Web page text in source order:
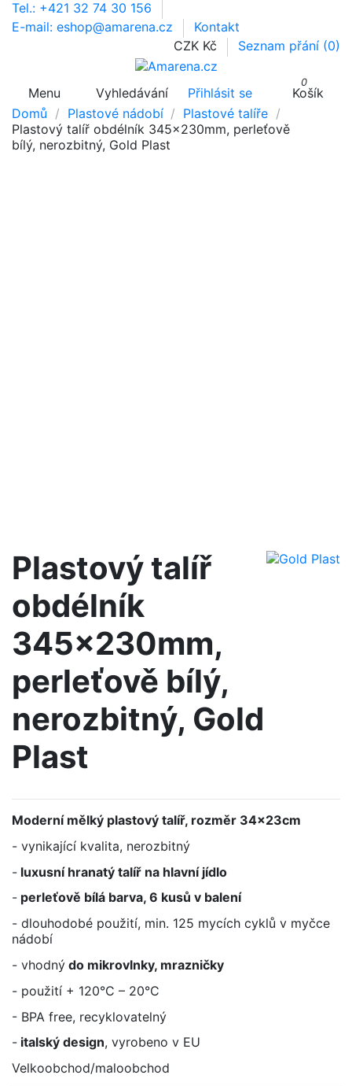
Tel.: +421 32 74 30 156
E-mail: eshop@amarena.cz
Kontakt
CZK Kč
Seznam přání (0)
Menu Vyhledávání Přihlásit se
0
Košík
Domů
Plastové nádobí
Plastové talíře
Plastový talíř obdélník 345x230mm, perleťově
bílý, nerozbitný, Gold Plast
Plastový talíř
obdélník
345x230mm,
perleťově bílý,
nerozbitný, Gold
Plast
Moderní mělký plastový talíř, rozměr 34x23cm
- vynikající kvalita, nerozbitný
- luxusní hranatý talíř na hlavní jídlo
- perleťově bílá barva, 6 kusů v balení
- dlouhodobé použití, min. 125 mycích cyklů v myčce
nádobí
- vhodný do mikrovlnky, mrazničky
- použití + 120°C – 20°C
- BPA free, recyklovatelný
- italský design, vyrobeno v EU
Velkoobchod/maloobchod